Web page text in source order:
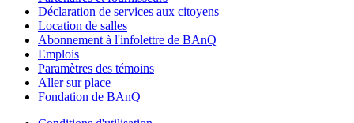
Déclaration de services aux citoyens
Location de salles
Abonnement à l'infolettre de BAnQ
Emplois
Paramètres des témoins
Aller sur place
Fondation de BAnQ